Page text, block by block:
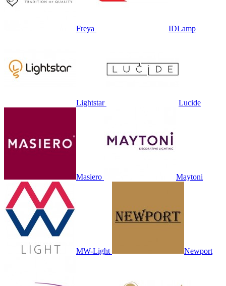
Freya IDLamp
Lightstar Lucide
Masiero Maytoni
MW-Light Newport